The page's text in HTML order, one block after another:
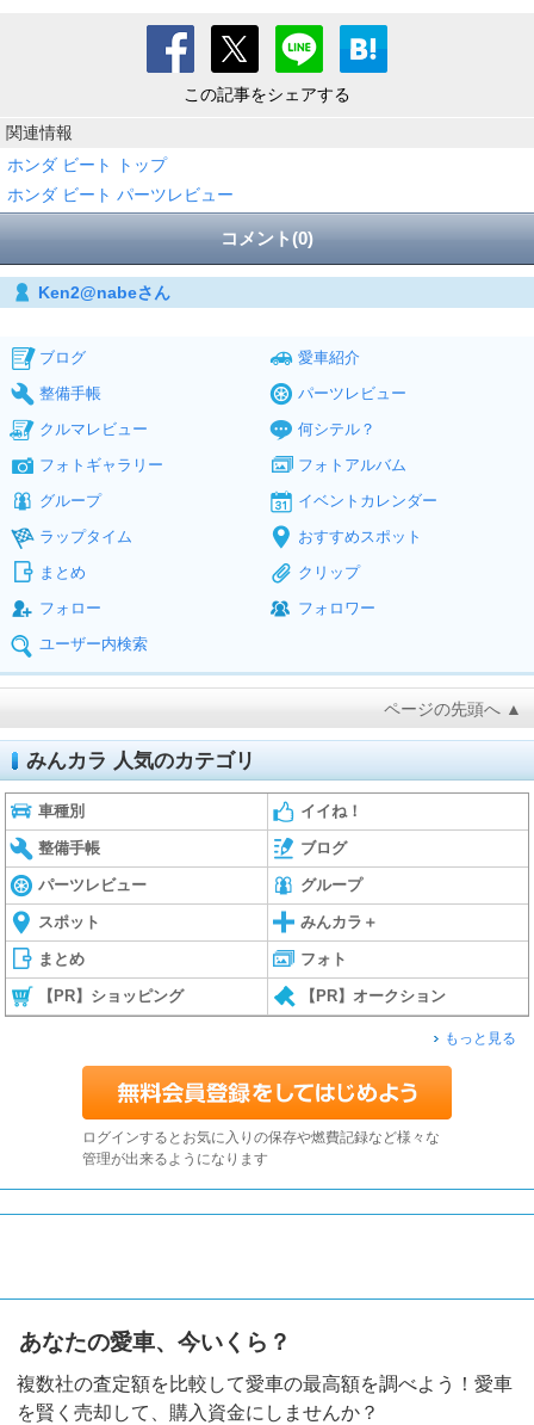
この記事をシェアする
関連情報
ホンダ ビート トップ
ホンダ ビート パーツレビュー
コメント(0)
Ken2@nabeさん
ブログ
愛車紹介
整備手帳
パーツレビュー
クルマレビュー
何シテル？
フォトギャラリー
フォトアルバム
グループ
イベントカレンダー
ラップタイム
おすすめスポット
まとめ
クリップ
フォロー
フォロワー
ユーザー内検索
ページの先頭へ ▲
みんカラ 人気のカテゴリ
車種別 イイね！
整備手帳 ブログ
パーツレビュー グループ
スポット みんカラ＋
まとめ フォト
【PR】ショッピング 【PR】オークション
もっと見る
ログインするとお気に入りの保存や燃費記録など様々な
管理が出来るようになります
あなたの愛車、今いくら？
複数社の査定額を比較して愛車の最高額を調べよう！愛車
を賢く売却して、購入資金にしませんか？